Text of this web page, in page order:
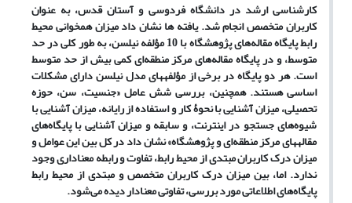
کارشناسی ارشد در دانشگاه فردوسی و آستان قدس، به عنوان
کاربران متخصص انجام شد. یافته ها نشان داد میزان همخوانی محیط
رابط پایگاه مقاله‌های پژوهشگاه با 10 مؤلفه نیلسن، به طور کلی در حد
متوسط، و در پایگاه مقاله‌های مرکز منطقه‌ای کمی بیش از حد متوسط
است. هر دو پایگاه در برخی از مؤلفه‎های مدل نیلسن دارای مشکلات
اساسی هستند. همچنین، بررسی شش عامل «جنسیت، سن، حوزه
تحصیلی، میزان آشنایی با نحوۀ کار و استفاده از رایانه، میزان آشنایی با
شیوه‌های جستجو در اینترنت، و سابقه و میزان آشنایی با پایگاه‌های
مقاله‎های مرکز منطقه‌ای و پژوهشگاه» نشان داد در کل بین این عوامل و
میزان درک کاربران مبتدی از محیط رابط، تفاوت و رابطه معناداری وجود
ندارد. اما، بین میزان درک کاربران متخصص و مبتدی از محیط رابط
پایگاه‌های اطلاعاتی مورد بررسی، تفاوتی معنادار دیده می‌شود.